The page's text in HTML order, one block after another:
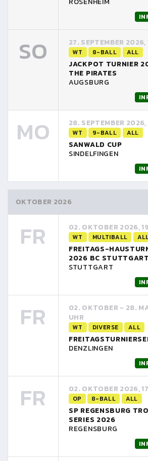
SO 27. SEPTEMBER
WT 8-BALL ALL
JACKPOT TURNIER
THE PIRATES
AUGSBURG
MO 28. SEPTEMBER
WT 9-BALL ALL
SANWALD CUP
SINDELFINGEN
OKTOBER 2026
FR 02. OKTOBER 2026,
WT MULTIBALL
FREITAGS-
2026 BC
STUTTGART
FR
02. OKTOBER - 28.
UHR
WT DIVERSE ALL
DENZLINGEN
FR 02. OKTOBER 2026,
OP 8-BALL ALL
SP REGENSBURG
SERIES 2026
REGENSBURG